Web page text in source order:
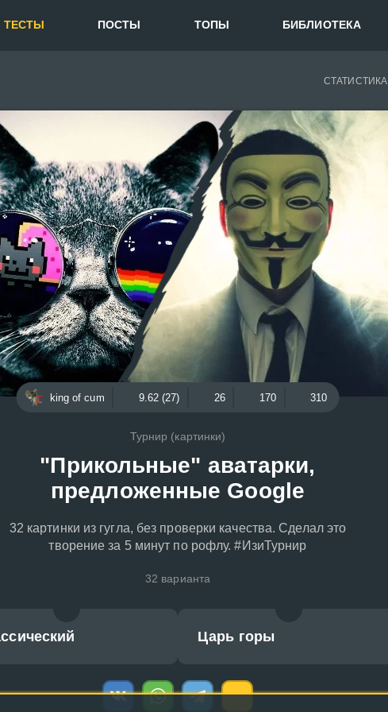
ТЕСТЫ ПОСТЫ ТОПЫ БИБЛИОТЕКА
СТАТИСТИКА
king of cum 9.62 (27) 26 170 310
Турнир (картинки)
"Прикольные" аватарки,
предложенные Google
32 картинки из гугла, без проверки качества. Сделал это
творение за 5 минут по рофлу. #ИзиТурнир
32 варианта
Царь горы